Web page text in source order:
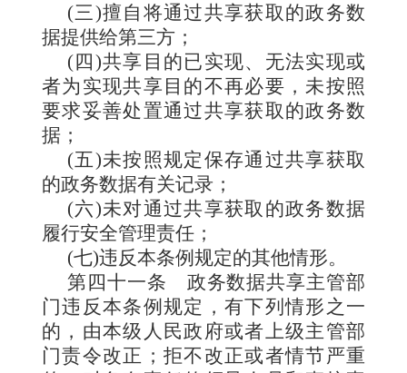
(三)擅自将通过共享获取的政务数
据提供给第三方；
(四)共享目的已实现、无法实现或
者为实现共享目的不再必要，未按照
要求妥善处置通过共享获取的政务数
据；
(五)未按照规定保存通过共享获取
的政务数据有关记录；
(六)未对通过共享获取的政务数据
履行安全管理责任；
(七)违反本条例规定的其他情形。
第四十一条 政务数据共享主管部
门违反本条例规定，有下列情形之一
的，由本级人民政府或者上级主管部
门责令改正；拒不改正或者情节严重